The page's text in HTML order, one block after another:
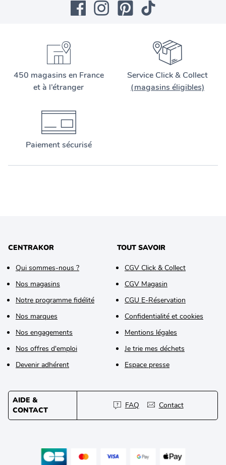
450 magasins en France
et à l’étranger
Service Click & Collect
(magasins éligibles)
Paiement sécurisé
CENTRAKOR
Qui sommes-nous ?
Nos magasins
Notre programme fidélité
Nos marques
Nos engagements
Nos offres d'emploi
Devenir adhérent
TOUT SAVOIR
CGV Click & Collect
CGV Magasin
CGU E-Réservation
Confidentialité et cookies
Mentions légales
Je trie mes déchets
Espace presse
AIDE &
CONTACT
FAQ Contact